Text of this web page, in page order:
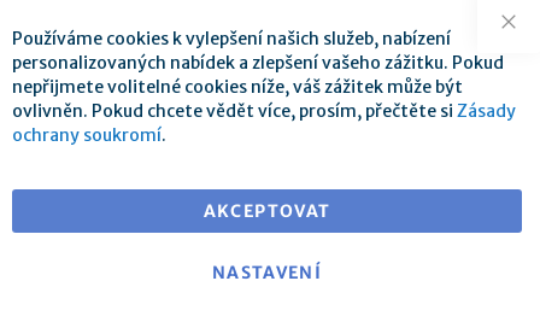
pro dodání v EU
Používáme cookies k vylepšení našich služeb, nabízení
personalizovaných nabídek a zlepšení vašeho zážitku. Pokud
nepřijmete volitelné cookies níže, váš zážitek může být
ovlivněn. Pokud chcete vědět více, prosím, přečtěte si Zásady
ochrany soukromí.
AKCEPTOVAT
NASTAVENÍ